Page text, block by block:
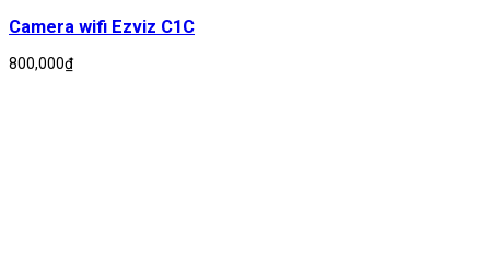
Camera wifi Ezviz C1C
800,000₫